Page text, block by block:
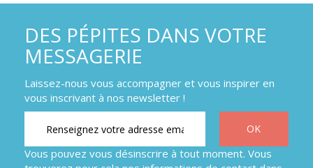
DES PÉPITES DANS VOTRE
MESSAGERIE
Laissez-nous vous accompagner et vous inspirer en
vous inscrivant à nos newsletter !
Vous pouvez vous désinscrire à tout moment. Vous